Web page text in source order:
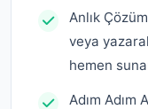
Anlık
veya
hemen
Adım Adım